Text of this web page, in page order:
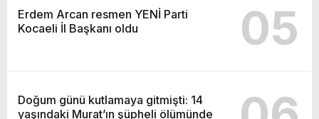
Erdem Arcan resmen YENİ Parti
Kocaeli İl Başkanı oldu
05
Doğum günü kutlamaya gitmişti: 14
yaşındaki Murat’ın şüpheli ölümünde